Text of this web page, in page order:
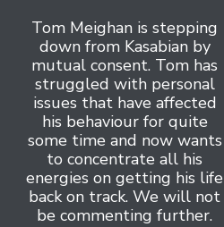
Tom Meighan is stepping
down from Kasabian by
mutual consent. Tom has
struggled with personal
issues that have affected
his behaviour for quite
some time and now wants
to concentrate all his
energies on getting his life
back on track. We will not
be commenting further.